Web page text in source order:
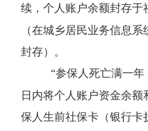
续，个人账户余额封存于
（在城乡居民业务信息
封存）。
“参保人死亡满一
日内将个人账户资金余
保人生前社保卡（银行卡